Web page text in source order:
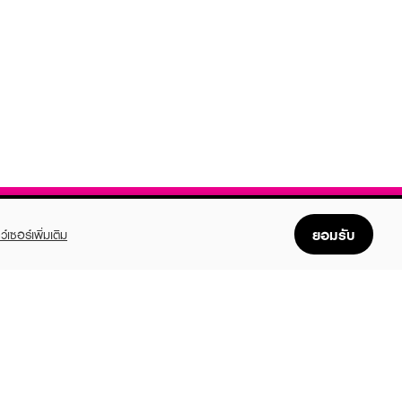
เซอร์เพิ่มเติม ยอมรับ